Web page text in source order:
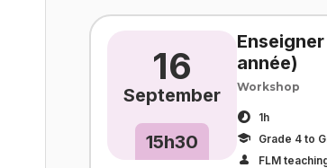
16
September
15h30
année)
Workshop
1h
Grade 4 to
FLM